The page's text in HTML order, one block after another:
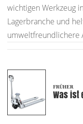
wichtigen Werkzeug
Lagerbranche und
umweltfreundlichere
FRÜHER
Was ist